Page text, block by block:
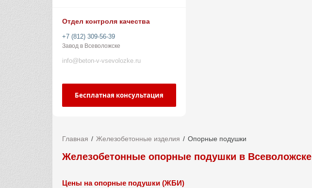
Отдел контроля качества
+7 (812) 309-56-39
Завод в Всеволожске
info@beton-v-vsevolozke.ru
Бесплатная консультация
Главная Железобетонные изделия Опорные подушки
Железобетонные опорные подушки в Всеволожске
Цены на опорные подушки (ЖБИ)